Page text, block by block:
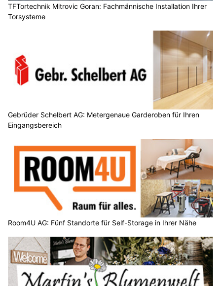
TFTortechnik Mitrovic Goran: Fachmännische Installation Ihrer
Torsysteme
Gebrüder Schelbert AG: Metergenaue Garderoben für Ihren
Eingangsbereich
Room4U AG: Fünf Standorte für Self-Storage in Ihrer Nähe